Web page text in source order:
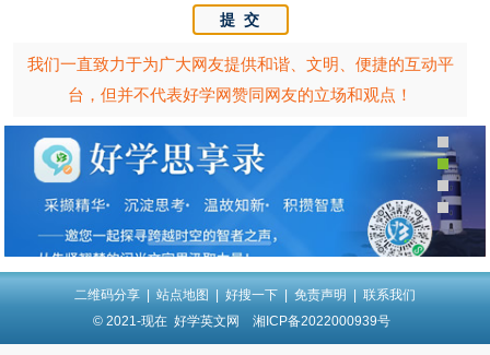
我们一直致力于为广大网友提供和谐、文明、便捷的互动平
台，但并不代表好学网赞同网友的立场和观点！
二维码分享 站点地图 好搜一下 免责声明
联系我们
© 2021-现在 好学英文网 湘ICP备2022000939号